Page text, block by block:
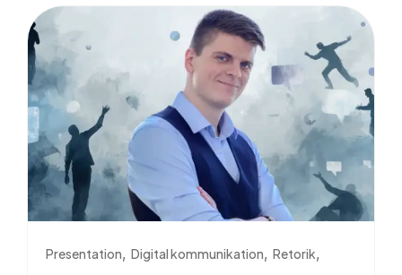
Presentation, Digital kommunikation, Retorik,